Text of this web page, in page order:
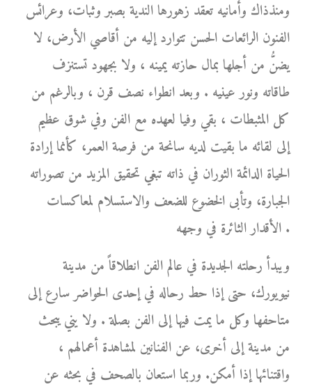
ومنذذاك وأمانيه تعقد زهورها الندية بصبر وثبات، وعرائس
الفنون الرائعات الحسن تتوارد إليه من أقاصي الأرض، لا
يضنُّ من أجلها بمال حازته يمينه ، ولا بجهود تستنزف
طاقاته ونور عينيه . وبعد انطواء نصف قرن ، وبالرغم من
كل المثبطات ، بقي وفيا لعهده مع الفن وفي شوق عظيم
إلى لقائه ما بقيت لديه سانحة من فرصة العمر، كأنما إرادة
الحياة الدائمة الثوران في ذاته تبغي تحقيق المزيد من تصوراته
الجبارة، وتأبى الخضوع للضعف والاستسلام لمعاكسات
الأقدار الثائرة في وجهه .
ويبدأ رحلته الجديدة في عالم الفن انطلاقاً من مدينة
نيويورك، حتى إذا حط رحاله في إحدى الحواضر سارع إلى
متاحفها وكل ما يمت فيها إلى الفن بصلة . ولا يني يبحث
من مدينة إلى أخرى، عن الفنانين لمشاهدة أعمالهم ،
واقتنائها إذا أمكن. وربما استعان بالصحف في بحثه عن